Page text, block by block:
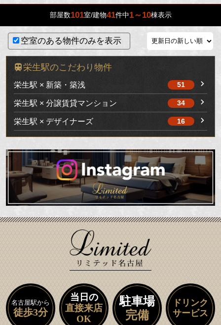
部屋数101室/建物41件中1～10棟表示
空室のある物件のみを表示
栄生駅のこだわり物件
栄生駅 × 新築・築浅 51
栄生駅 × 分譲賃貸マンション 34
栄生駅 × デザイナーズ 16
名古屋駅から
徒歩3分
当日の
直接来店
OK
駐車場
完備
ドリンク
サービス